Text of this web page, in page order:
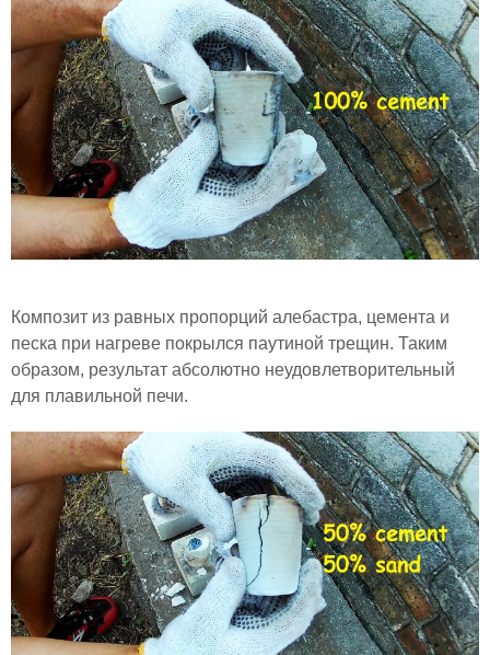
Композит из равных пропорций алебастра, цемента и
песка при нагреве покрылся паутиной трещин. Таким
образом, результат абсолютно неудовлетворительный
для плавильной печи.